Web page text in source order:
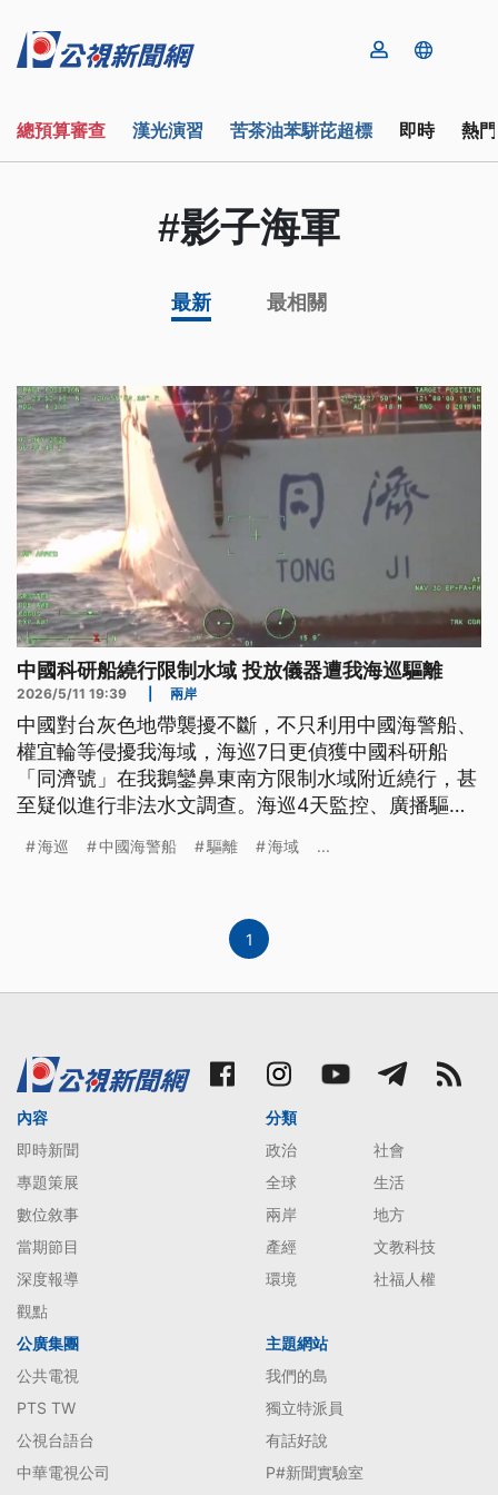
總預算審查 漢光演習 苦茶油苯駢芘超標 即時 熱
#影子海軍
最新 最相關
中國科研船繞行限制水域 投放儀器遭我海巡驅離
2026/5/11 19:39 兩岸
中國對台灰色地帶襲擾不斷，不只利用中國海警船、
權宜輪等侵擾我海域，海巡7日更偵獲中國科研船
「同濟號」在我鵝鑾鼻東南方限制水域附近繞行，甚
至疑似進行非法水文調查。海巡4天監控、廣播驅
收回調查儀器。專家分析，科研船靠近我海域進行水
海巡 中國海警船 驅離 海域 ...
1
內容
即時新聞
專題策展
數位敘事
當期節目
深度報導
觀點
分類
政治
社會
全球
生活
兩岸
地方
產經
文教科技
環境
社福人權
公廣集團
公共電視
PTS TW
公視台語台
中華電視公司
主題網站
我們的島
獨立特派員
有話好說
P#新聞實驗室